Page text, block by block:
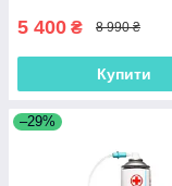
5 400 ₴ 8 990 ₴
Купити
–29%